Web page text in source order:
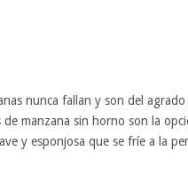
nunca fallan y son del
de manzana sin horno son la
y esponjosa que se fríe a la